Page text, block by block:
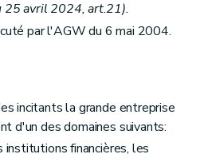
25 avril 2024, art.21).
par l'AGW du 6 mai 2004.
incitants la grande entreprise
d'un des domaines suivants:
financières, les